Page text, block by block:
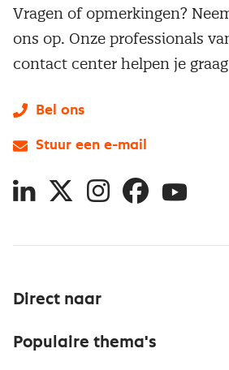
Direct naar
Populaire thema's
Vragen of opmerkingen?
ons op. Onze professionals
contact center helpen je
Bel ons
Stuur een e-mail
LinkedIn
X InstagramFacebookYouTube